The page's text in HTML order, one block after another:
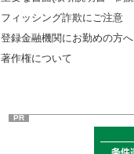
フィッシング詐欺にご注意
登録金融機関にお勤めの方へ
著作権について
PR